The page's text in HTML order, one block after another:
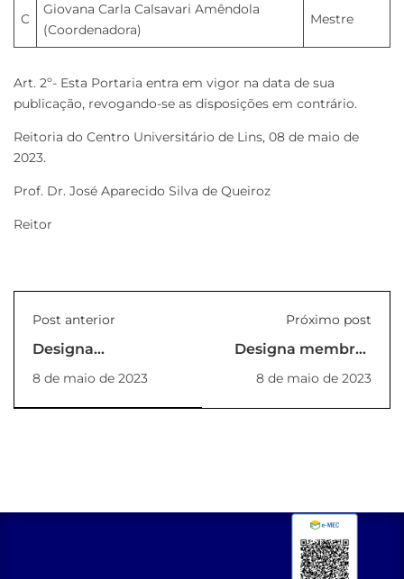
C
Giovana Carla Calsavari Amêndola
(Coordenadora)
Mestre
Art. 2º- Esta Portaria entra em vigor na data de sua
publicação, revogando-se as disposições em contrário.
Reitoria do Centro Universitário de Lins, 08 de maio de
2023.
Prof. Dr. José Aparecido Silva de Queiroz
Reitor
Post anterior
Designa
Coordenador do
Curso de Graduação
EAD de
8 de maio de 2023
Próximo post
Designa membros
para compor o
Núcleo Docente
Estruturante do
Unilins
8 de maio de 2023